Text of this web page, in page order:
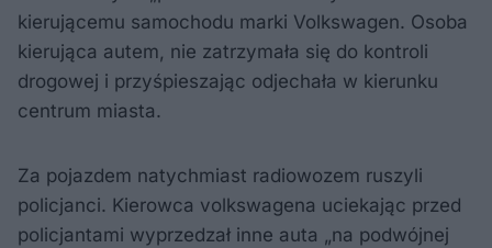
kierującemu samochodu marki Volkswagen. Osoba
kierująca autem, nie zatrzymała się do kontroli
drogowej i przyśpieszając odjechała w kierunku
centrum miasta.
Za pojazdem natychmiast radiowozem ruszyli
policjanci. Kierowca volkswagena uciekając przed
policjantami wyprzedzał inne auta „na podwójnej